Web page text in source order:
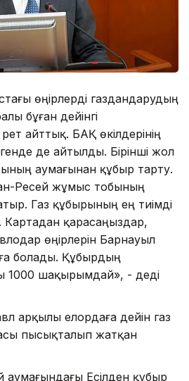
өңірлерді газдандарудың
бұған дейінгі
айттық. БАҚ өкілдерінің
де айтылды. Бірінші жол
аумағынан құбыр тарту.
Ресей жұмыс тобының
Газ құбырының ең тиімді
қарасаңыздар,
өңірлерін Барнауыл
болады. Құбырдың
1000 шақырымдай», - деді
арқылы елордаға дейін газ
пысықталып жатқан
аумағындағы Есілден құбыр